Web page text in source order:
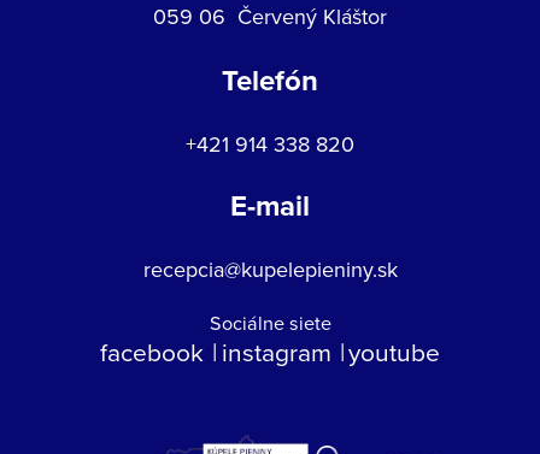
059 06 Červený Kláštor
Telefón
+421 914 338 820
E-mail
recepcia@kupelepieniny.sk
Sociálne siete
facebook instagram youtube